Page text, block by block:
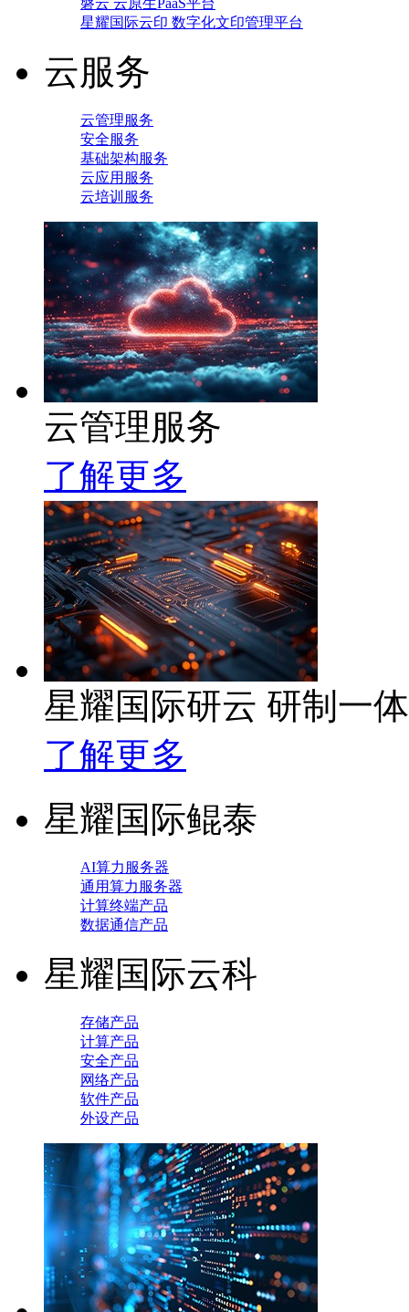
磐云 云原生PaaS平台
星耀国际云印 数字化文印管理平台
云服务
云管理服务
安全服务
基础架构服务
云应用服务
云培训服务
云管理服务
了解更多
星耀国际研云 研制一
了解更多
星耀国际鲲泰
AI算力服务器
通用算力服务器
计算终端产品
数据通信产品
星耀国际云科
存储产品
计算产品
安全产品
网络产品
软件产品
外设产品